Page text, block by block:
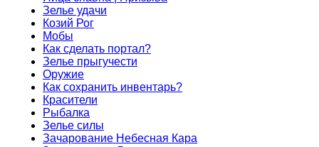
Зелье удачи
Козий Рог
Мобы
Как сделать портал?
Зелье прыгучести
Оружие
Как сохранить инвентарь?
Красители
Рыбалка
Зелье силы
Зачарование Небесная Кара